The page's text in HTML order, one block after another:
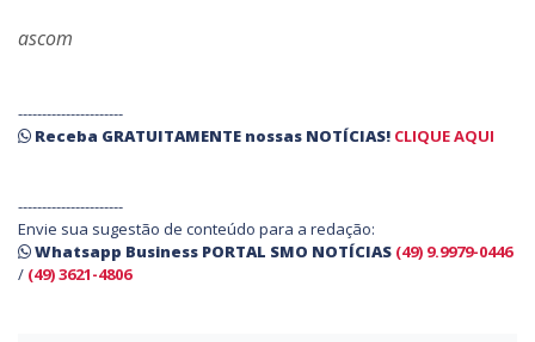
ascom
----------------------
Receba GRATUITAMENTE nossas NOTÍCIAS! CLIQUE AQUI
----------------------
Envie sua sugestão de conteúdo para a redação:
Whatsapp Business PORTAL SMO NOTÍCIAS (49) 9.9979-0446
/ (49) 3621-4806